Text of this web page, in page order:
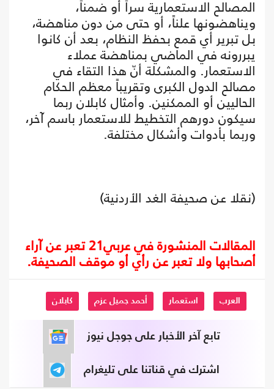
المصالح الاستعمارية سراً أو ضمناً،
ويناهضونها علناً، أو حتى من دون مناهضة،
بل تبرير أي قمع بحفظ النظام، بعد أن كانوا
يبررونه في الماضي بمناهضة عملاء
الاستعمار. والمشكلة أنّ هذا التقاء في
مصالح الدول الكبرى وتقريباً معظم الحكام
الحاليين أو الممكنين. وأمثال كابلان ربما
سيكون دورهم التخطيط للاستعمار باسم آخر،
وربما بأدوات وأشكال مختلفة.
(نقلا عن صحيفة الغد الأردنية)
المقالات المنشورة في عربي21 تعبر عن آراء
أصحابها ولا تعبر عن رأي أو موقف الصحيفة.
العرب استعمار أحمد جميل عزم كابلان
تابع آخر الأخبار على جوجل نيوز
اشترك في قناتنا على تليغرام